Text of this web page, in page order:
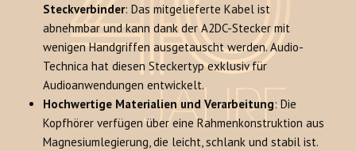
Steckverbinder: Das mitgelieferte Kabel ist
abnehmbar und kann dank der A2DC-Stecker mit
wenigen Handgriffen ausgetauscht werden. Audio-
Technica hat diesen Steckertyp exklusiv für
Audioanwendungen entwickelt.
Hochwertige Materialien und Verarbeitung: Die
Kopfhörer verfügen über eine Rahmenkonstruktion aus
Magnesiumlegierung, die leicht, schlank und stabil ist.